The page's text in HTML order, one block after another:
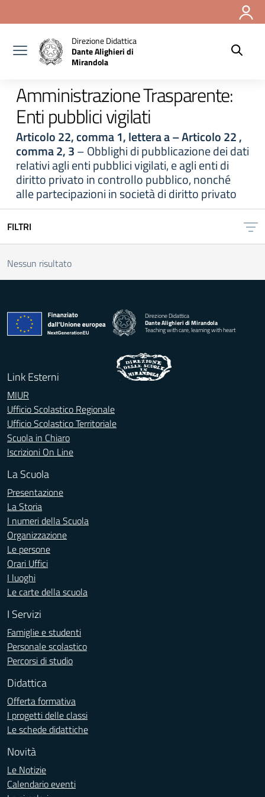
Direzione Didattica
Dante Alighieri di
Mirandola
Amministrazione Trasparente:
Enti pubblici vigilati
Articolo 22, comma 1, lettera a – Articolo 22 ,
comma 2, 3– Obblighi di pubblicazione dei dati
relativi agli enti pubblici vigilati, e agli enti di
diritto privato in controllo pubblico, nonché
alle partecipazioni in società di diritto privato
FILTRI
Nessun risultato
Direzione Didattica
Dante Alighieri di Mirandola
Teaching with care, learning with heart
Link Esterni
MIUR
Ufficio Scolastico Regionale
Ufficio Scolastico Territoriale
Scuola in Chiaro
Iscrizioni On Line
La Scuola
Presentazione
La Storia
I numeri della Scuola
Organizzazione
Le persone
Orari Uffici
I luoghi
Le carte della scuola
I Servizi
Famiglie e studenti
Personale scolastico
Percorsi di studio
Didattica
Offerta formativa
I progetti delle classi
Le schede didattiche
Novità
Le Notizie
Calendario eventi